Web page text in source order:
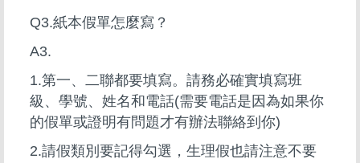
Q3.紙本假單怎麼寫？
A3.
1.第一、二聯都要填寫。請務必確實填寫班
級、學號、姓名和電話(需要電話是因為如果你
的假單或證明有問題才有辦法聯絡到你)
2.請假類別要記得勾選，生理假也請注意不要